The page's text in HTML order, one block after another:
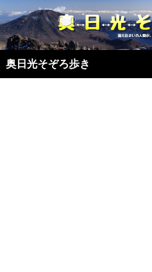
奥日光そぞろ歩き
索